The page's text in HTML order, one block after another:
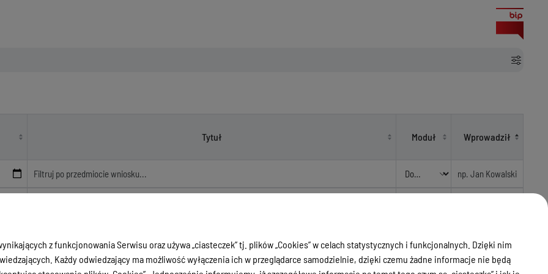
Tytuł Moduł Wprowadził
w sprawie zatwierdzenia sprawozdania finansowego za 2016 rok
Akty
prawne
Dominik
Laskowski
z funkcjonowania Serwisu oraz używa „ciasteczek” tj. plików „Cookies” w celach statystycznych i funkcjonalnych. Dzięki nim
Każdy odwiedzający ma możliwość wyłączenia ich w przeglądarce samodzielnie, dzięki czemu żadne informacje nie będą